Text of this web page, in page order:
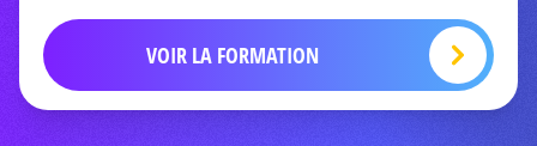
VOIR LA FORMATION